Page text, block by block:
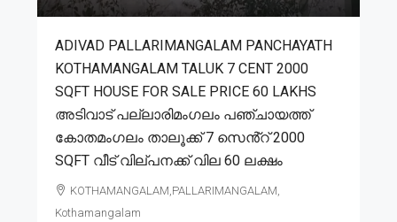
ADIVAD PALLARIMANGALAM PANCHAYATH
KOTHAMANGALAM TALUK 7 CENT 2000
SQFT HOUSE FOR SALE PRICE 60 LAKHS
അടിവാട് പല്ലാരിമംഗലം പഞ്ചായത്ത്
കോതമംഗലം താലൂക്ക് 7 സെൻ്റ് 2000
SQFT വീട് വില്പനക്ക് വില 60 ലക്ഷം
KOTHAMANGALAM,PALLARIMANGALAM,
Kothamangalam